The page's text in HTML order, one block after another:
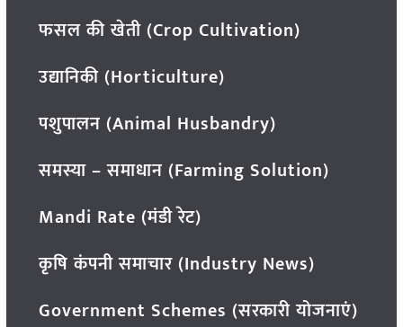
फसल की खेती (Crop Cultivation)
उद्यानिकी (Horticulture)
पशुपालन (Animal Husbandry)
समस्या – समाधान (Farming Solution)
Mandi Rate (मंडी रेट)
कृषि कंपनी समाचार (Industry News)
Government Schemes (सरकारी योजनाएं)